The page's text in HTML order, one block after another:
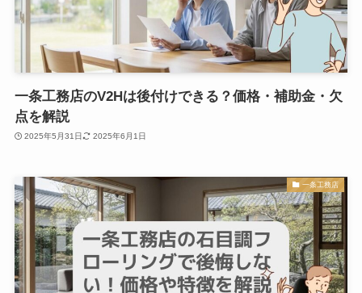
一条工務店のV2Hは後付けできる？価格・補助金・欠
点を解説
2025年5月31日 2025年6月1日
一条工務店